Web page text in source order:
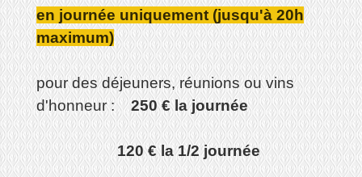
en journée uniquement (jusqu'à 20h
maximum)
pour des déjeuners, réunions ou vins
d'honneur :250 € la journée
120 € la 1/2 journée